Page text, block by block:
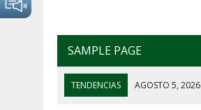
SAMPLE PAGE
TENDENCIAS AGOSTO 5, 2026